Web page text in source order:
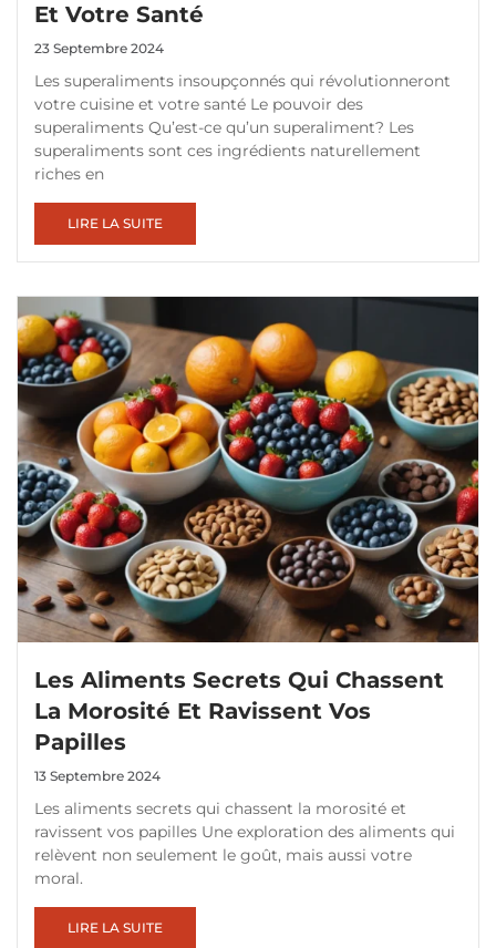
Et Votre Santé
23 Septembre 2024
Les superaliments insoupçonnés qui révolutionneront
votre cuisine et votre santé Le pouvoir des
superaliments Qu’est-ce qu’un superaliment? Les
superaliments sont ces ingrédients naturellement
riches en
LIRE LA SUITE
Les Aliments Secrets Qui Chassent
La Morosité Et Ravissent Vos
Papilles
13 Septembre 2024
Les aliments secrets qui chassent la morosité et
ravissent vos papilles Une exploration des aliments qui
relèvent non seulement le goût, mais aussi votre
moral.
LIRE LA SUITE